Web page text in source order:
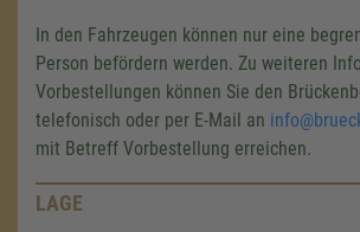
In den Fahrzeugen können nur eine
Person befördern werden. Zu weiteren
Vorbestellungen können Sie den
telefonisch oder per E-Mail an
mit Betreff Vorbestellung erreichen.
LAGE